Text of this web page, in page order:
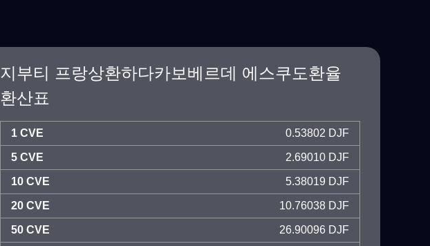
지부티 프랑상환하다카보베르데 에스쿠도환율
환산표
1 CVE 0.53802 DJF
5 CVE 2.69010 DJF
10 CVE 5.38019 DJF
20 CVE 10.76038 DJF
50 CVE 26.90096 DJF